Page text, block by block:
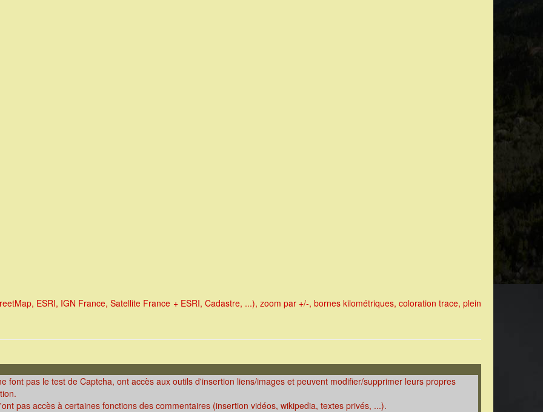
ESRI, IGN France, Satellite France + ESRI, Cadastre, ...), zoom par +/-, bornes kilométriques, coloration trace, plein
font pas le test de Captcha, ont accès aux outils d'insertion liens/images et peuvent modifier/supprimer leurs propres
pas accès à certaines fonctions des commentaires (insertion vidéos, wikipedia, textes privés, ...).